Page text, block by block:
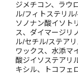
ジメチコン、ラウ
ル/フィトステリル
ソノナン酸イソト
ス、ダイマージリ
ル/セチル/ステア
ワックス、水添マ
酸ジイソステアリ
キシル、トコフェ